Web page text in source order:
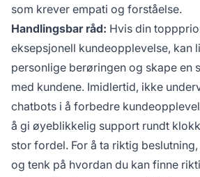
som krever empati og forståelse.
Handlingsbar råd: Hvis din
eksepsjonell kundeopplevelse, kan
personlige berøringen og skape en
med kundene. Imidlertid, ikke
chatbots i å forbedre
å gi øyeblikkelig support rundt
stor fordel. For å ta riktig
og tenk på hvordan du kan finne